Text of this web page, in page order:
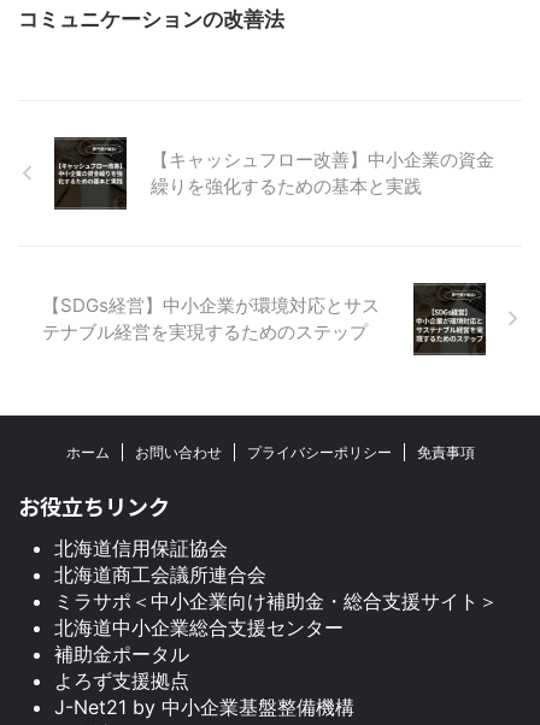
コミュニケーションの改善法
【キャッシュフロー改善】中小企業の資金
繰りを強化するための基本と実践
【SDGs経営】中小企業が環境対応とサス
テナブル経営を実現するためのステップ
ホーム お問い合わせ プライバシーポリシー 免責事項
お役立ちリンク
北海道信用保証協会
北海道商工会議所連合会
ミラサポ＜中小企業向け補助金・総合支援サイト＞
北海道中小企業総合支援センター
補助金ポータル
よろず支援拠点
J-Net21 by 中小企業基盤整備機構